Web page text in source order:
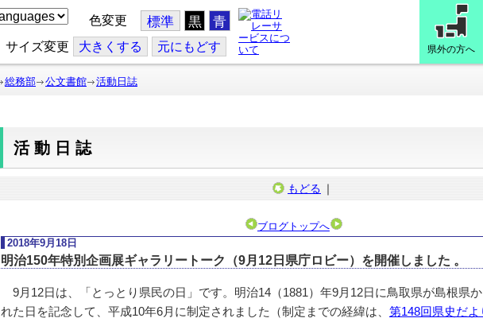
色変更 標準 黒 青
サイズ変更 大きくする 元にもどす 県外の方へ
総務部 公文書館 活動日誌
活動日誌
もどる ｜
ブログトップへ
2018年9月18日
明治150年特別企画展ギャラリートーク（9月12日県庁ロビー）を開催しました 。
9月12日は、「とっとり県民の日」です。明治14（1881）年9月12日に鳥取県が島根県
れた日を記念して、平成10年6月に制定されました（制定までの経緯は、 第148回県史だよ